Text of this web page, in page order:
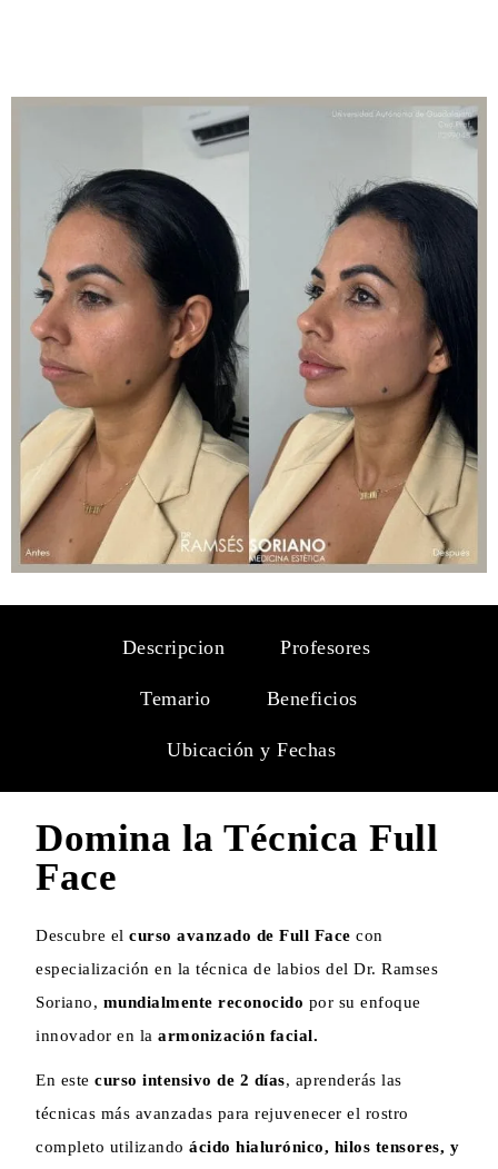
Descripcion Profesores
Temario Beneficios
Ubicación y Fechas
Domina la Técnica Full
Face
Descubre elcurso avanzado de Full Face con
especialización en la técnica de labios del Dr. Ramses
Soriano, mundialmente reconocido por su enfoque
innovador en laarmonización facial.
En estecurso intensivo de 2 días, aprenderás las
técnicas más avanzadas para rejuvenecer el rostro
completo utilizandoácido hialurónico, hilos tensores, y